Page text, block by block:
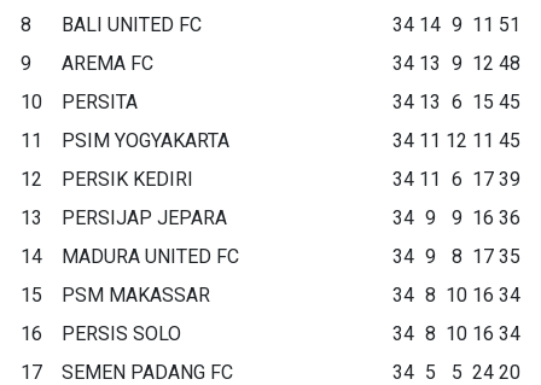
8
BALI UNITED FC 34 14 9 11 51
9
AREMA FC 34 13 9 12 48
10
PERSITA 34 13 6 15 45
11
PSIM YOGYAKARTA 34 11 12 11 45
12
PERSIK KEDIRI 34 11 6 17 39
13
PERSIJAP JEPARA 34 9 9 16 36
14
MADURA UNITED FC 34 9 8 17 35
15
PSM MAKASSAR 34 8 10 16 34
16
PERSIS SOLO 34 8 10 16 34
17
SEMEN PADANG FC 34 5 5 24 20